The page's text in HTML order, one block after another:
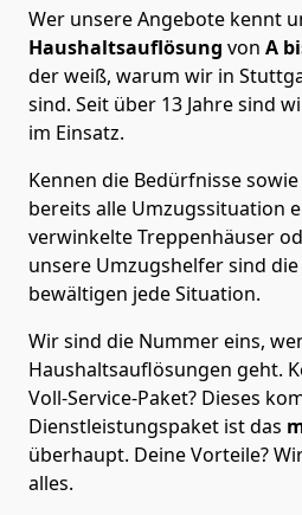
Wer unsere Angebote kennt
Haushaltsauflösung von A
der weiß, warum wir in
sind. Seit über 13 Jahre sind
im Einsatz.
Kennen die Bedürfnisse
bereits alle Umzugssituation
verwinkelte Treppenhäuser
unsere Umzugshelfer sind
bewältigen jede Situation.
Wir sind die Nummer eins,
Haushaltsauflösungen geht.
Voll-Service-Paket? Dieses
Dienstleistungspaket ist das
überhaupt. Deine Vorteile?
alles.